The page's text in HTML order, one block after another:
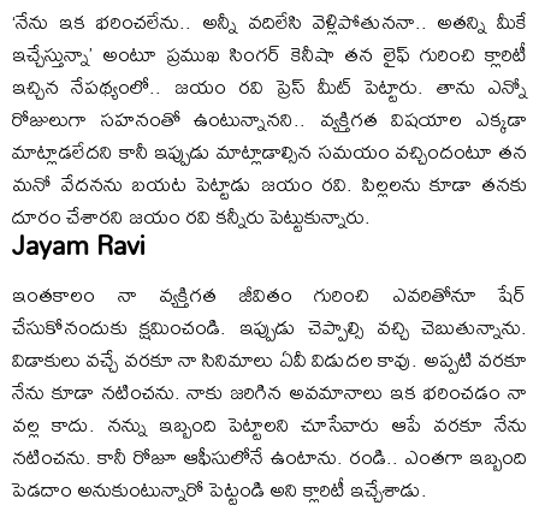
‘నేను ఇక భరించలేను.. అన్నీ వదిలేసి వెళ్లిపోతుననా.. అతన్ని మీకే
ఇచ్చేస్తున్నా’ అంటూ ప్రముఖ సింగర్‌ కెనీషా తన లైఫ్‌ గురించి క్లారిటీ
ఇచ్చిన నేపథ్యంలో.. జయం రవి ప్రెస్‌ మీట్‌ పెట్టారు. తాను ఎన్నో
రోజులుగా సహనంతో ఉంటున్నానని.. వ్యక్తిగత విషయాల ఎక్కడా
మాట్లాడలేదని కానీ ఇప్పుడు మాట్లాడాల్సిన సమయం వచ్చిందంటూ తన
మనో వేదనను బయట పెట్టాడు జయం రవి. పిల్లలను కూడా తనకు
దూరం చేశారని జయం రవి కన్నీరు పెట్టుకున్నారు.
Jayam Ravi
ఇంతకాలం నా వ్యక్తిగత జీవితం గురించి ఎవరితోనూ షేర్‌
చేసుకోనందుకు క్షమించండి. ఇప్పుడు చెప్పాల్సి వచ్చి చెబుతున్నాను.
విడాకులు వచ్చే వరకూ నా సినిమాలు ఏవీ విడుదల కావు. అప్పటి వరకూ
నేను కూడా నటించను. నాకు జరిగిన అవమానాలు ఇక భరించడం నా
వల్ల కాదు. నన్ను ఇబ్బంది పెట్టాలని చూసేవారు ఆపే వరకూ నేను
నటించను. కానీ రోజూ ఆఫీసులోనే ఉంటాను. రండి.. ఎంతగా ఇబ్బంది
పెడదాం అనుకుంటున్నారో పెట్టండి అని క్లారిటీ ఇచ్చేశాడు.